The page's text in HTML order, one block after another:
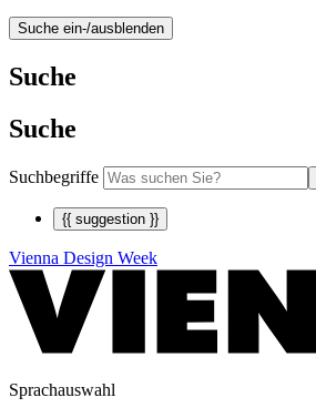
Suche ein-/ausblenden
Suche
Suche
Suchbegriffe
{{ suggestion }}
Vienna Design Week
Sprachauswahl